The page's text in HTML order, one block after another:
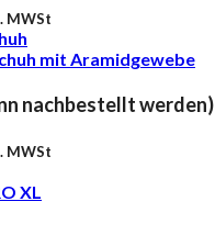
MWSt
mit Aramidgewebe
nachbestellt werden)
MWSt
XL